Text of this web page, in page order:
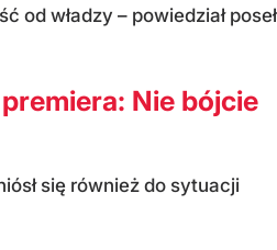
od władzy – powiedział poseł
Nie bójcie
się również do sytuacji